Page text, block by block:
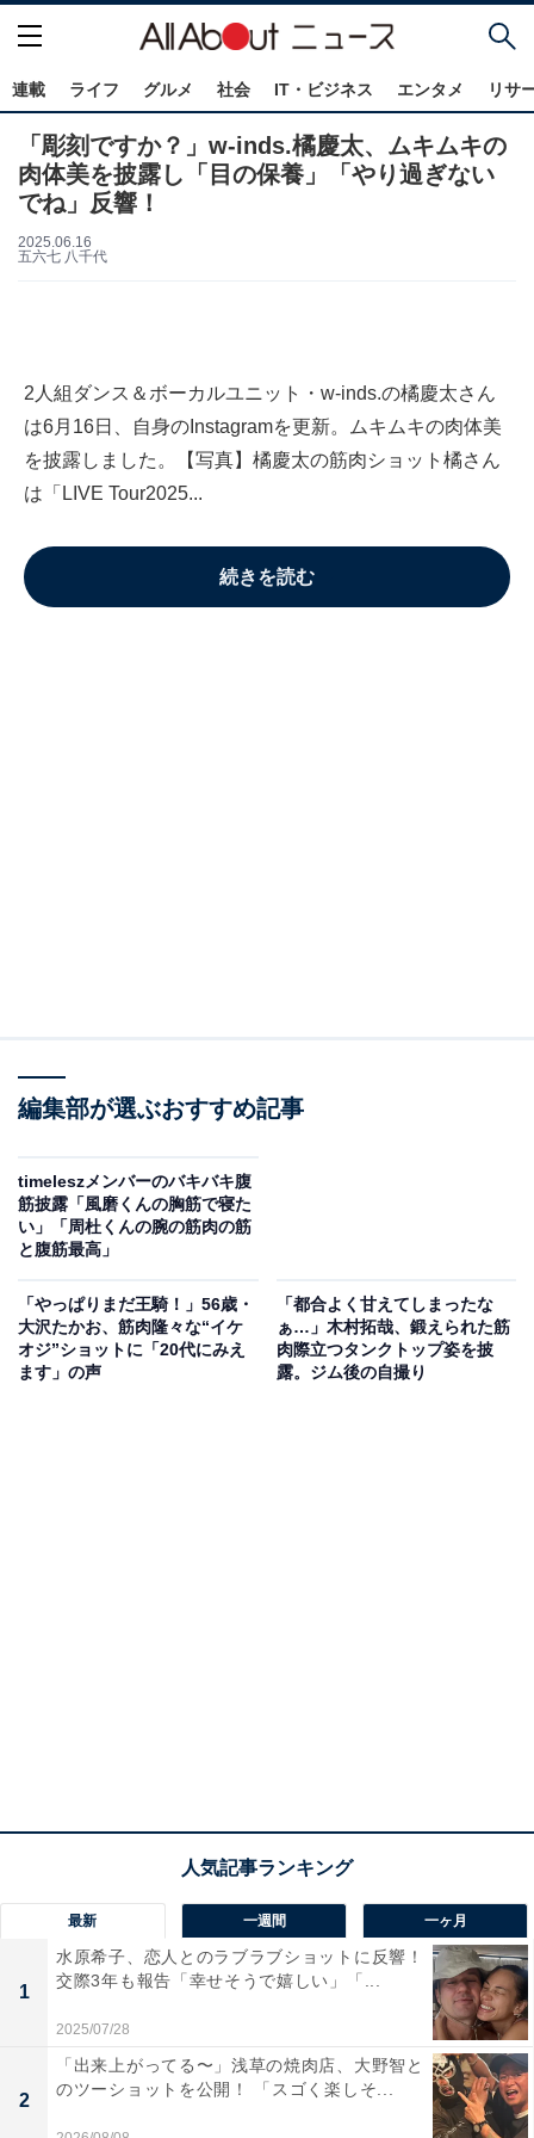
連載 ライフ グルメ 社会 IT・ビジネス エンタメ リサ
「彫刻ですか？」w-inds.橘慶太、ムキムキの
肉体美を披露し「目の保養」「やり過ぎない
でね」反響！
2025.06.16
五六七 八千代
2人組ダンス＆ボーカルユニット・w-inds.の橘慶太さん
は6月16日、自身のInstagramを更新。ムキムキの肉体美
を披露しました。【写真】橘慶太の筋肉ショット橘さん
は「LIVE Tour2025...
続きを読む
編集部が選ぶおすすめ記事
timeleszメンバーのバキバキ腹
筋披露「風磨くんの胸筋で寝た
い」「周杜くんの腕の筋肉の筋
と腹筋最高」
「やっぱりまだ王騎！」56歳・
大沢たかお、筋肉隆々な“イケ
オジ”ショットに「20代にみえ
ます」の声
「都合よく甘えてしまったな
ぁ…」木村拓哉、鍛えられた筋
肉際立つタンクトップ姿を披
露。ジム後の自撮り
最新 一週間 一ヶ月
1
水原希子、恋人とのラブラブショットに反響！
交際3年も報告「幸せそうで嬉しい」「...
2025/07/28
2
「出来上がってる〜」浅草の焼肉店、大野智と
のツーショットを公開！ 「スゴく楽しそ...